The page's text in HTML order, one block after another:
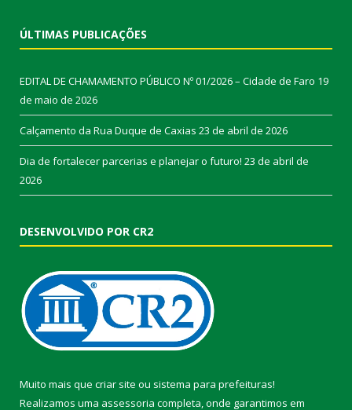
ÚLTIMAS PUBLICAÇÕES
EDITAL DE CHAMAMENTO PÚBLICO Nº 01/2026 – Cidade de Faro 19
de maio de 2026
Calçamento da Rua Duque de Caxias 23 de abril de 2026
Dia de fortalecer parcerias e planejar o futuro! 23 de abril de
2026
DESENVOLVIDO POR CR2
Muito mais que criar site ou sistema para prefeituras!
Realizamos uma assessoria completa, onde garantimos em